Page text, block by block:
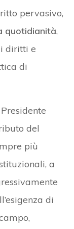
pervasivo,
quotidianità,
diritti e
di
del
più
a
di